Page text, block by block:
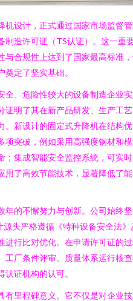
机设计，正式通过国家市场监督
制造许可证（TS认证）。这一重
与合规性上达到了国家最高标准
定了坚实基础。
全、危险性较大的设备制造企业
证明了其在新产品研发、生产工
。新设计的固定式升降机在结构优
项突破，例如采用高强度钢材和
；集成智能安全监控系统，可实
用了高效节能技术，显著降低了能
年的不懈努力与创新。公司始终坚
源头严格遵循《特种设备安全法》
进行比对优化。在申请许可证的
工厂条件评审、质量体系运行核
证机构的认可。
有里程碑意义。它不仅是对企业